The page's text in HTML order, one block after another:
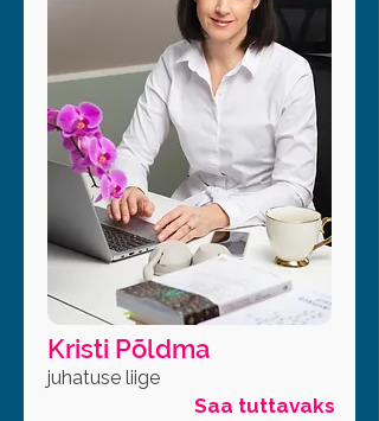
Kristi Põldma
juhatuse liige
Saa tuttavaks